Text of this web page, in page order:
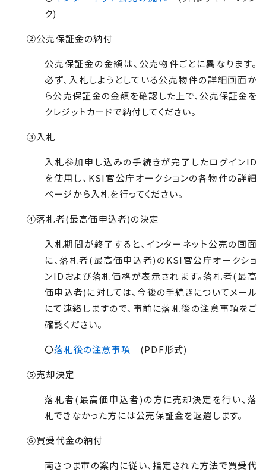
ク)
②公売保証金の納付
公売保証金の金額は、公売物件ごとに異なります。
必ず、入札しようとしている公売物件の詳細画面か
ら公売保証金の金額を確認した上で、公売保証金を
クレジットカードで納付してください。
③入札
入札参加申し込みの手続きが完了したログインID
を使用し、 KSI官公庁オークションの各物件の詳細
ページから入札を行ってください。
④落札者(最高価申込者)の決定
入札期間が終了すると、インターネット公売の画面
に、落札者(最高価申込者)のKSI官公庁オークショ
ンID および落札価格が表示されます。落札者(最高
価申込者)に対しては、今後の手続きについてメール
にて連絡しますので、事前に落札後の注意事項をご
確認ください。
〇落札後の注意事項 (PDF形式)
⑤売却決定
落札者(最高価申込者)の方に売却決定を行い、落
札できなかった方には公売保証金を返還します。
⑥買受代金の納付
南さつま市の案内に従い、指定された方法で買受代